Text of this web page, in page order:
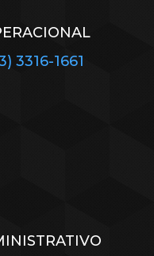
3316-1661